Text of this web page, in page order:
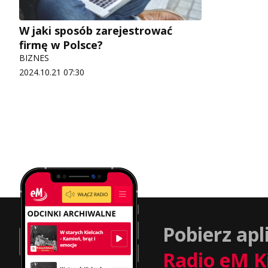
W jaki sposób zarejestrować
firmę w Polsce?
BIZNES
2024.10.21 07:30
Pobierz
Radio eM